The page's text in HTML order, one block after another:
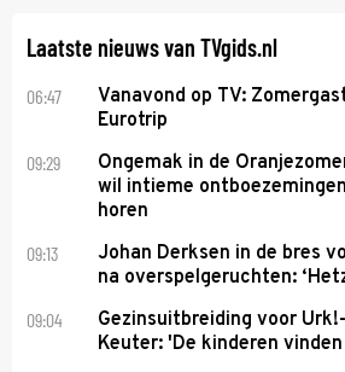
Laatste nieuws van TVgids.nl
06:47
Vanavond op TV:
Eurotrip
09:29
Ongemak in de
wil intieme
horen
09:13
Johan Derksen in de bres
na overspelgeruchten:
09:04
Gezinsuitbreiding voor
Keuter: 'De kinderen